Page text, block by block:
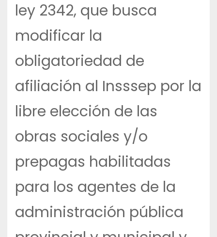
ley 2342, que busca
modificar la
obligatoriedad de
afiliación al Insssep por la
libre elección de las
obras sociales y/o
prepagas habilitadas
para los agentes de la
administración pública